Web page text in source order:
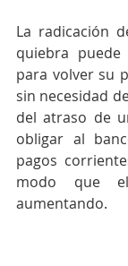
La radicación
quiebra
para volver su
sin necesidad
del atraso de
obligar al
pagos
modo que
aumentando.